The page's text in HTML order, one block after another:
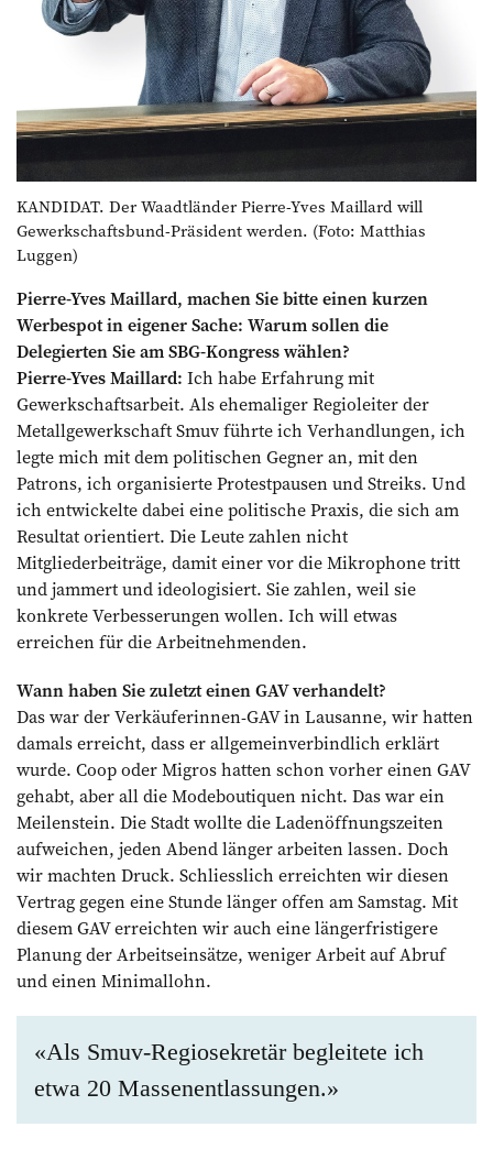
KANDIDAT. Der Waadtländer Pierre-Yves Maillard will
Gewerkschaftsbund-Präsident werden. (Foto: Matthias
Luggen)
Pierre-Yves Maillard, machen Sie bitte einen kurzen
Werbespot in eigener Sache: Warum sollen die
Delegierten Sie am SBG-Kongress wählen?
Pierre-Yves Maillard: Ich habe Erfahrung mit
Gewerkschaftsarbeit. Als ehemaliger Regioleiter der
Metallgewerkschaft Smuv führte ich Verhandlungen, ich
legte mich mit dem politischen Gegner an, mit den
Patrons, ich organisierte Protestpausen und Streiks. Und
ich entwickelte dabei eine politische Praxis, die sich am
Resultat orientiert. Die Leute zahlen nicht
Mitgliederbeiträge, damit einer vor die Mikrophone tritt
und jammert und ideologisiert. Sie zahlen, weil sie
konkrete Verbesserungen wollen. Ich will etwas
erreichen für die Arbeitnehmenden.
Wann haben Sie zuletzt einen GAV verhandelt?
Das war der Verkäuferinnen-GAV in Lausanne, wir hatten
damals erreicht, dass er allgemeinverbindlich erklärt
wurde. Coop oder Migros hatten schon vorher einen GAV
gehabt, aber all die Modeboutiquen nicht. Das war ein
Meilenstein. Die Stadt wollte die Ladenöffnungszeiten
aufweichen, jeden Abend länger arbeiten lassen. Doch
wir machten Druck. Schliesslich erreichten wir diesen
Vertrag gegen eine Stunde länger offen am Samstag. Mit
diesem GAV erreichten wir auch eine längerfristigere
Planung der Arbeitseinsätze, weniger Arbeit auf Abruf
und einen Minimallohn.
«Als Smuv-Regiosekretär begleitete ich
etwa 20 Massenentlassungen.»